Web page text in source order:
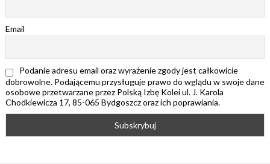
Email
Podanie adresu email oraz wyrażenie zgody jest całkowicie
dobrowolne. Podającemu przysługuje prawo do wglądu w swoje dane
osobowe przetwarzane przez Polską Izbę Kolei ul. J. Karola
Chodkiewicza 17, 85-065 Bydgoszcz oraz ich poprawiania.